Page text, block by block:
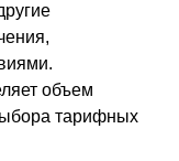
объем
тарифных